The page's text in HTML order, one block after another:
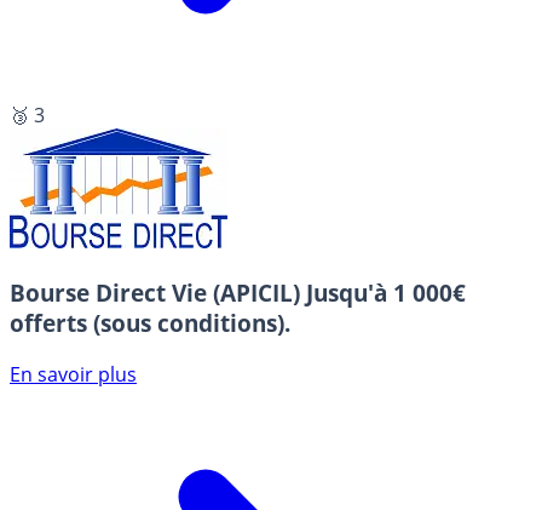
🥉 3
Bourse Direct Vie (APICIL) Jusqu'à 1 000€
offerts (sous conditions).
En savoir plus